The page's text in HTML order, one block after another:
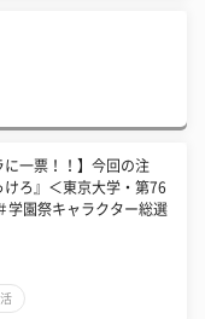
に一票！！】今回の注
けろ』＜東京大学・第76
学園祭キャラクター総選